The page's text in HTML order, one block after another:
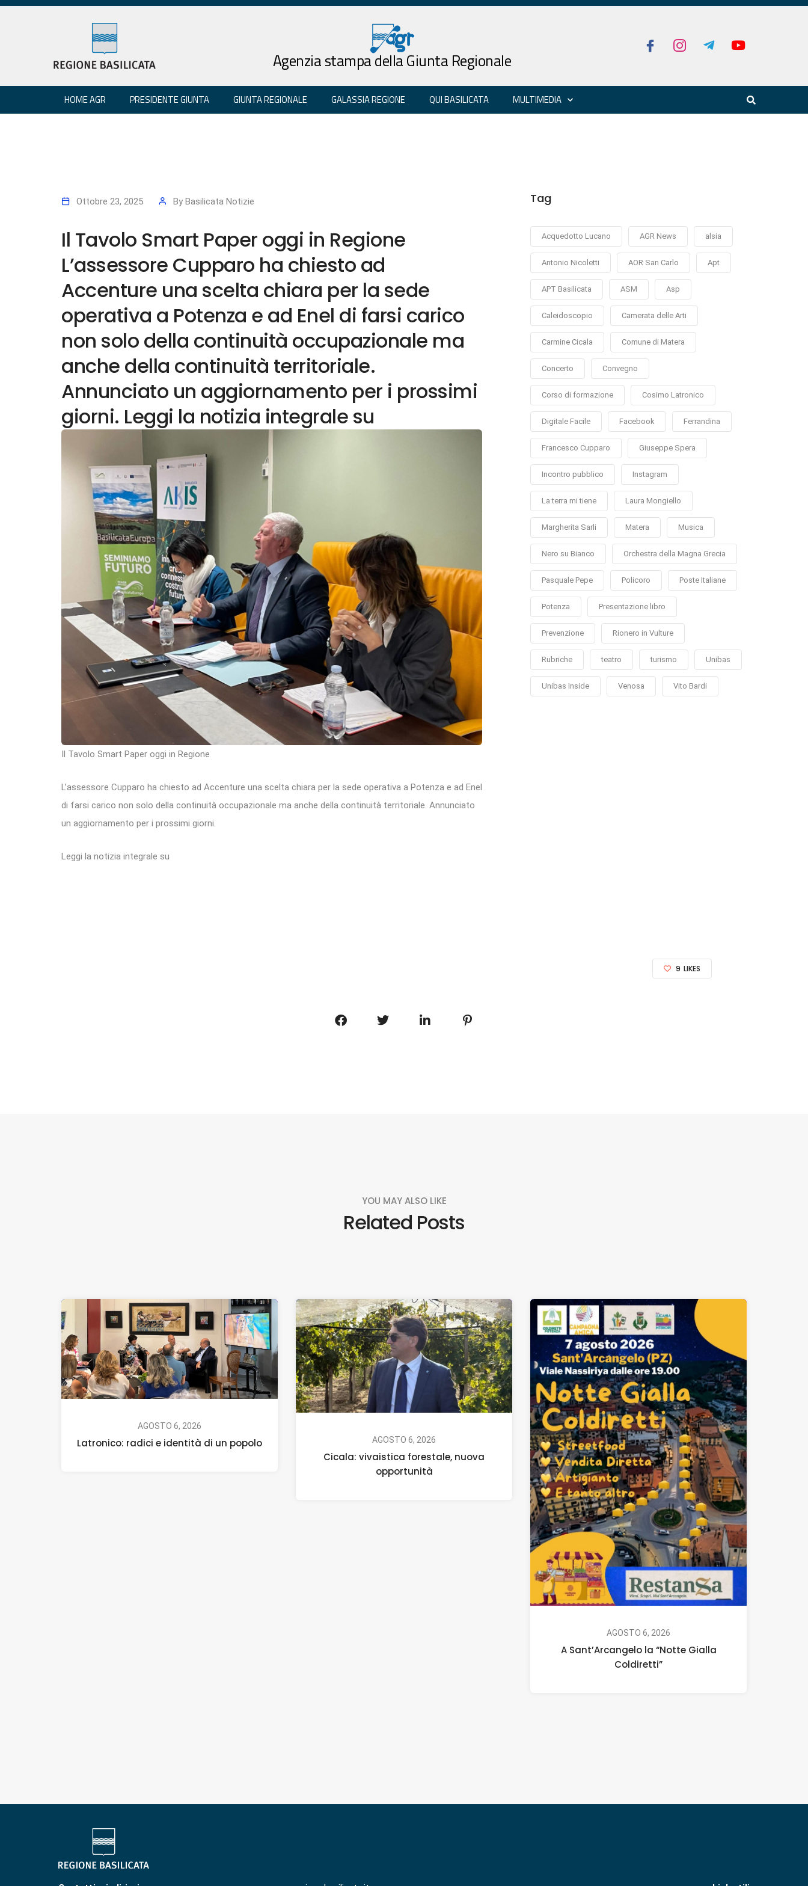
Agenzia stampa della Giunta Regionale
HOME AGR PRESIDENTE GIUNTA GIUNTA REGIONALE GALASSIA REGIONE QUI BASILICATA MULTIMEDIA
Ottobre 23, 2025 By Basilicata Notizie
Il Tavolo Smart Paper oggi in Regione
L’assessore Cupparo ha chiesto ad
Accenture una scelta chiara per la sede
operativa a Potenza e ad Enel di farsi carico
non solo della continuità occupazionale ma
anche della continuità territoriale.
Annunciato un aggiornamento per i prossimi
giorni. Leggi la notizia integrale su
Il Tavolo Smart Paper oggi in Regione
L’assessore Cupparo ha chiesto ad Accenture una scelta chiara per la sede operativa a Potenza e ad Enel
di farsi carico non solo della continuità occupazionale ma anche della continuità territoriale. Annunciato
un aggiornamento per i prossimi giorni.
Leggi la notizia integrale su
Tag
Acquedotto Lucano AGR News alsia
Antonio Nicoletti AOR San Carlo Apt
APT Basilicata ASM Asp
Caleidoscopio Camerata delle Arti
Carmine Cicala Comune di Matera
Concerto Convegno
Corso di formazione Cosimo Latronico
Digitale Facile Facebook Ferrandina
Francesco Cupparo Giuseppe Spera
Incontro pubblico Instagram
La terra mi tiene Laura Mongiello
Margherita Sarli Matera Musica
Nero su Bianco Orchestra della Magna Grecia
Pasquale Pepe Policoro Poste Italiane
Potenza Presentazione libro
Prevenzione Rionero in Vulture
Rubriche teatro turismo Unibas
Unibas Inside Venosa Vito Bardi
9 LIKES
YOU MAY ALSO LIKE
Related Posts
AGOSTO 6, 2026
Latronico: radici e identità di un popolo AGOSTO 6, 2026
Cicala: vivaistica forestale, nuova
opportunità
AGOSTO 6, 2026
A Sant’Arcangelo la “Notte Gialla
Coldiretti”